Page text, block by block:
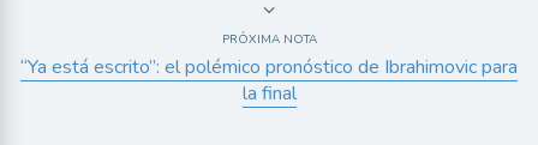
PRÓXIMA NOTA
“Ya está escrito”: el polémico pronóstico de Ibrahimovic para
la final